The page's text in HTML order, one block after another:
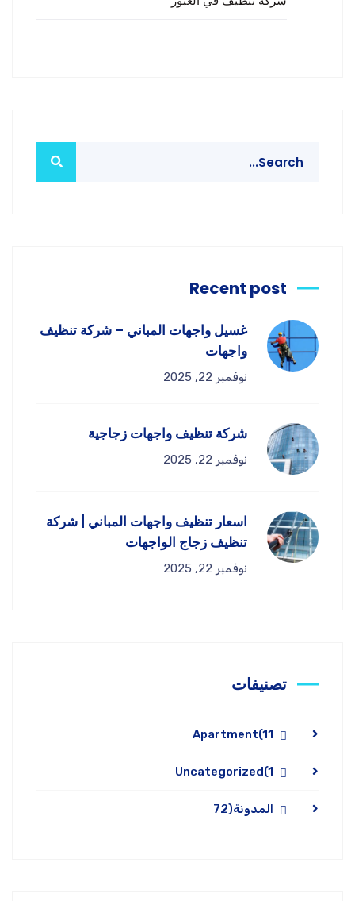
Recent post
غسيل واجهات المباني – شركة تنظيف
واجهات
نوفمبر 22, 2025
شركة تنظيف واجهات زجاجية
نوفمبر 22, 2025
اسعار تنظيف واجهات المباني | شركة
تنظيف زجاج الواجهات
نوفمبر 22, 2025
تصنيفات
Apartment(11
Uncategorized(1
المدونة(72